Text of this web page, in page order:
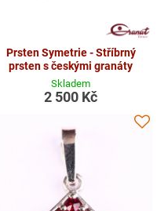
Prsten Symetrie - Stříbrný
prsten s českými granáty
Skladem
2 500 Kč